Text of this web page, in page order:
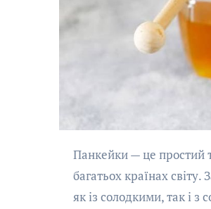
Панкейки — це простий та смачний варіант сніданку, який набув популярності не лише у США, а й у
багатьох країнах
як із солодкими, так і з